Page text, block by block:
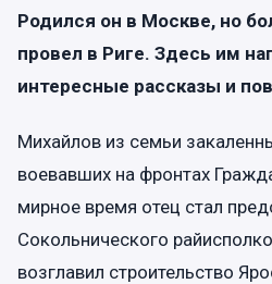
Родился он в Москве, но
провел в Риге. Здесь им
интересные рассказы и
Михайлов из семьи
воевавших на фронтах
мирное время отец стал
Сокольнического
возглавил строительство